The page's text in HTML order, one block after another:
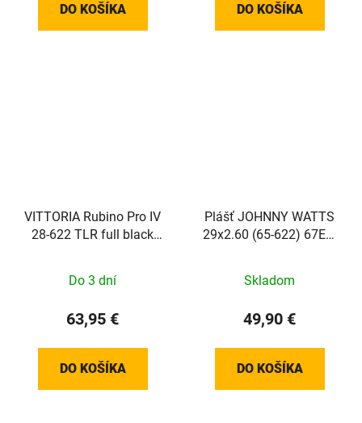
DO KOŠÍKA DO KOŠÍKA
VITTORIA Rubino Pro IV
28-622 TLR full black
Do 3 dní
63,95 €
DO KOŠÍKA
Plášť JOHNNY WATTS
29x2.60 (65-622) 67EPI
Skladom
49,90 €
DO KOŠÍKA